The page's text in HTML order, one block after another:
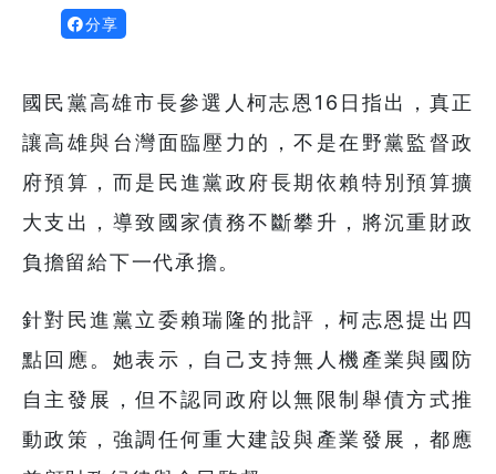
分享
國民黨高雄市長參選人柯志恩16日指出，真正
讓高雄與台灣面臨壓力的，不是在野黨監督政
府預算，而是民進黨政府長期依賴特別預算擴
大支出，導致國家債務不斷攀升，將沉重財政
負擔留給下一代承擔。
針對民進黨立委賴瑞隆的批評，柯志恩提出四
點回應。她表示，自己支持無人機產業與國防
自主發展，但不認同政府以無限制舉債方式推
動政策，強調任何重大建設與產業發展，都應